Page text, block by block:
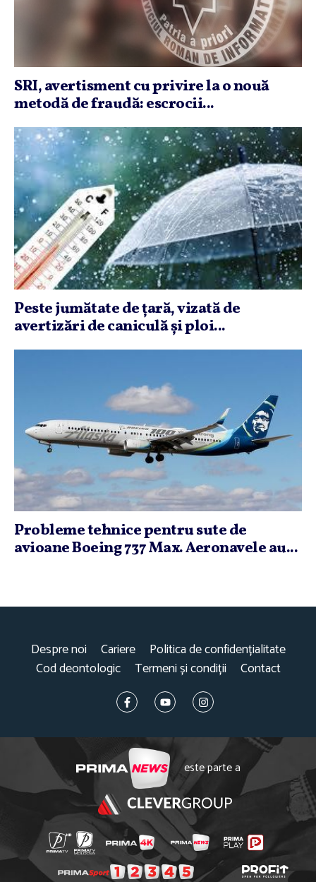
SRI, avertisment cu privire la o nouă
metodă de fraudă: escrocii...
Peste jumătate de ţară, vizată de
avertizări de caniculă şi ploi...
Probleme tehnice pentru sute de
avioane Boeing 737 Max. Aeronavele au...
Despre noi Cariere
Politica de confidențialitate
Cod deontologic
Termeni și condiții Contact
este parte a